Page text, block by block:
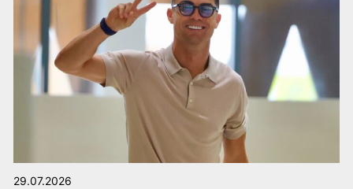
29.07.2026